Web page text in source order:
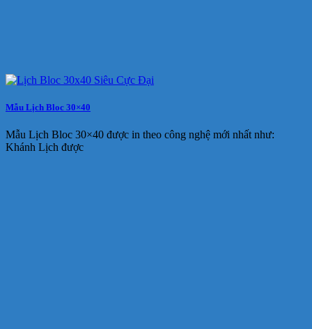
Mẫu Lịch Bloc 30×40
Mẫu Lịch Bloc 30×40 được in theo công nghệ mới nhất như:
Khánh Lịch được